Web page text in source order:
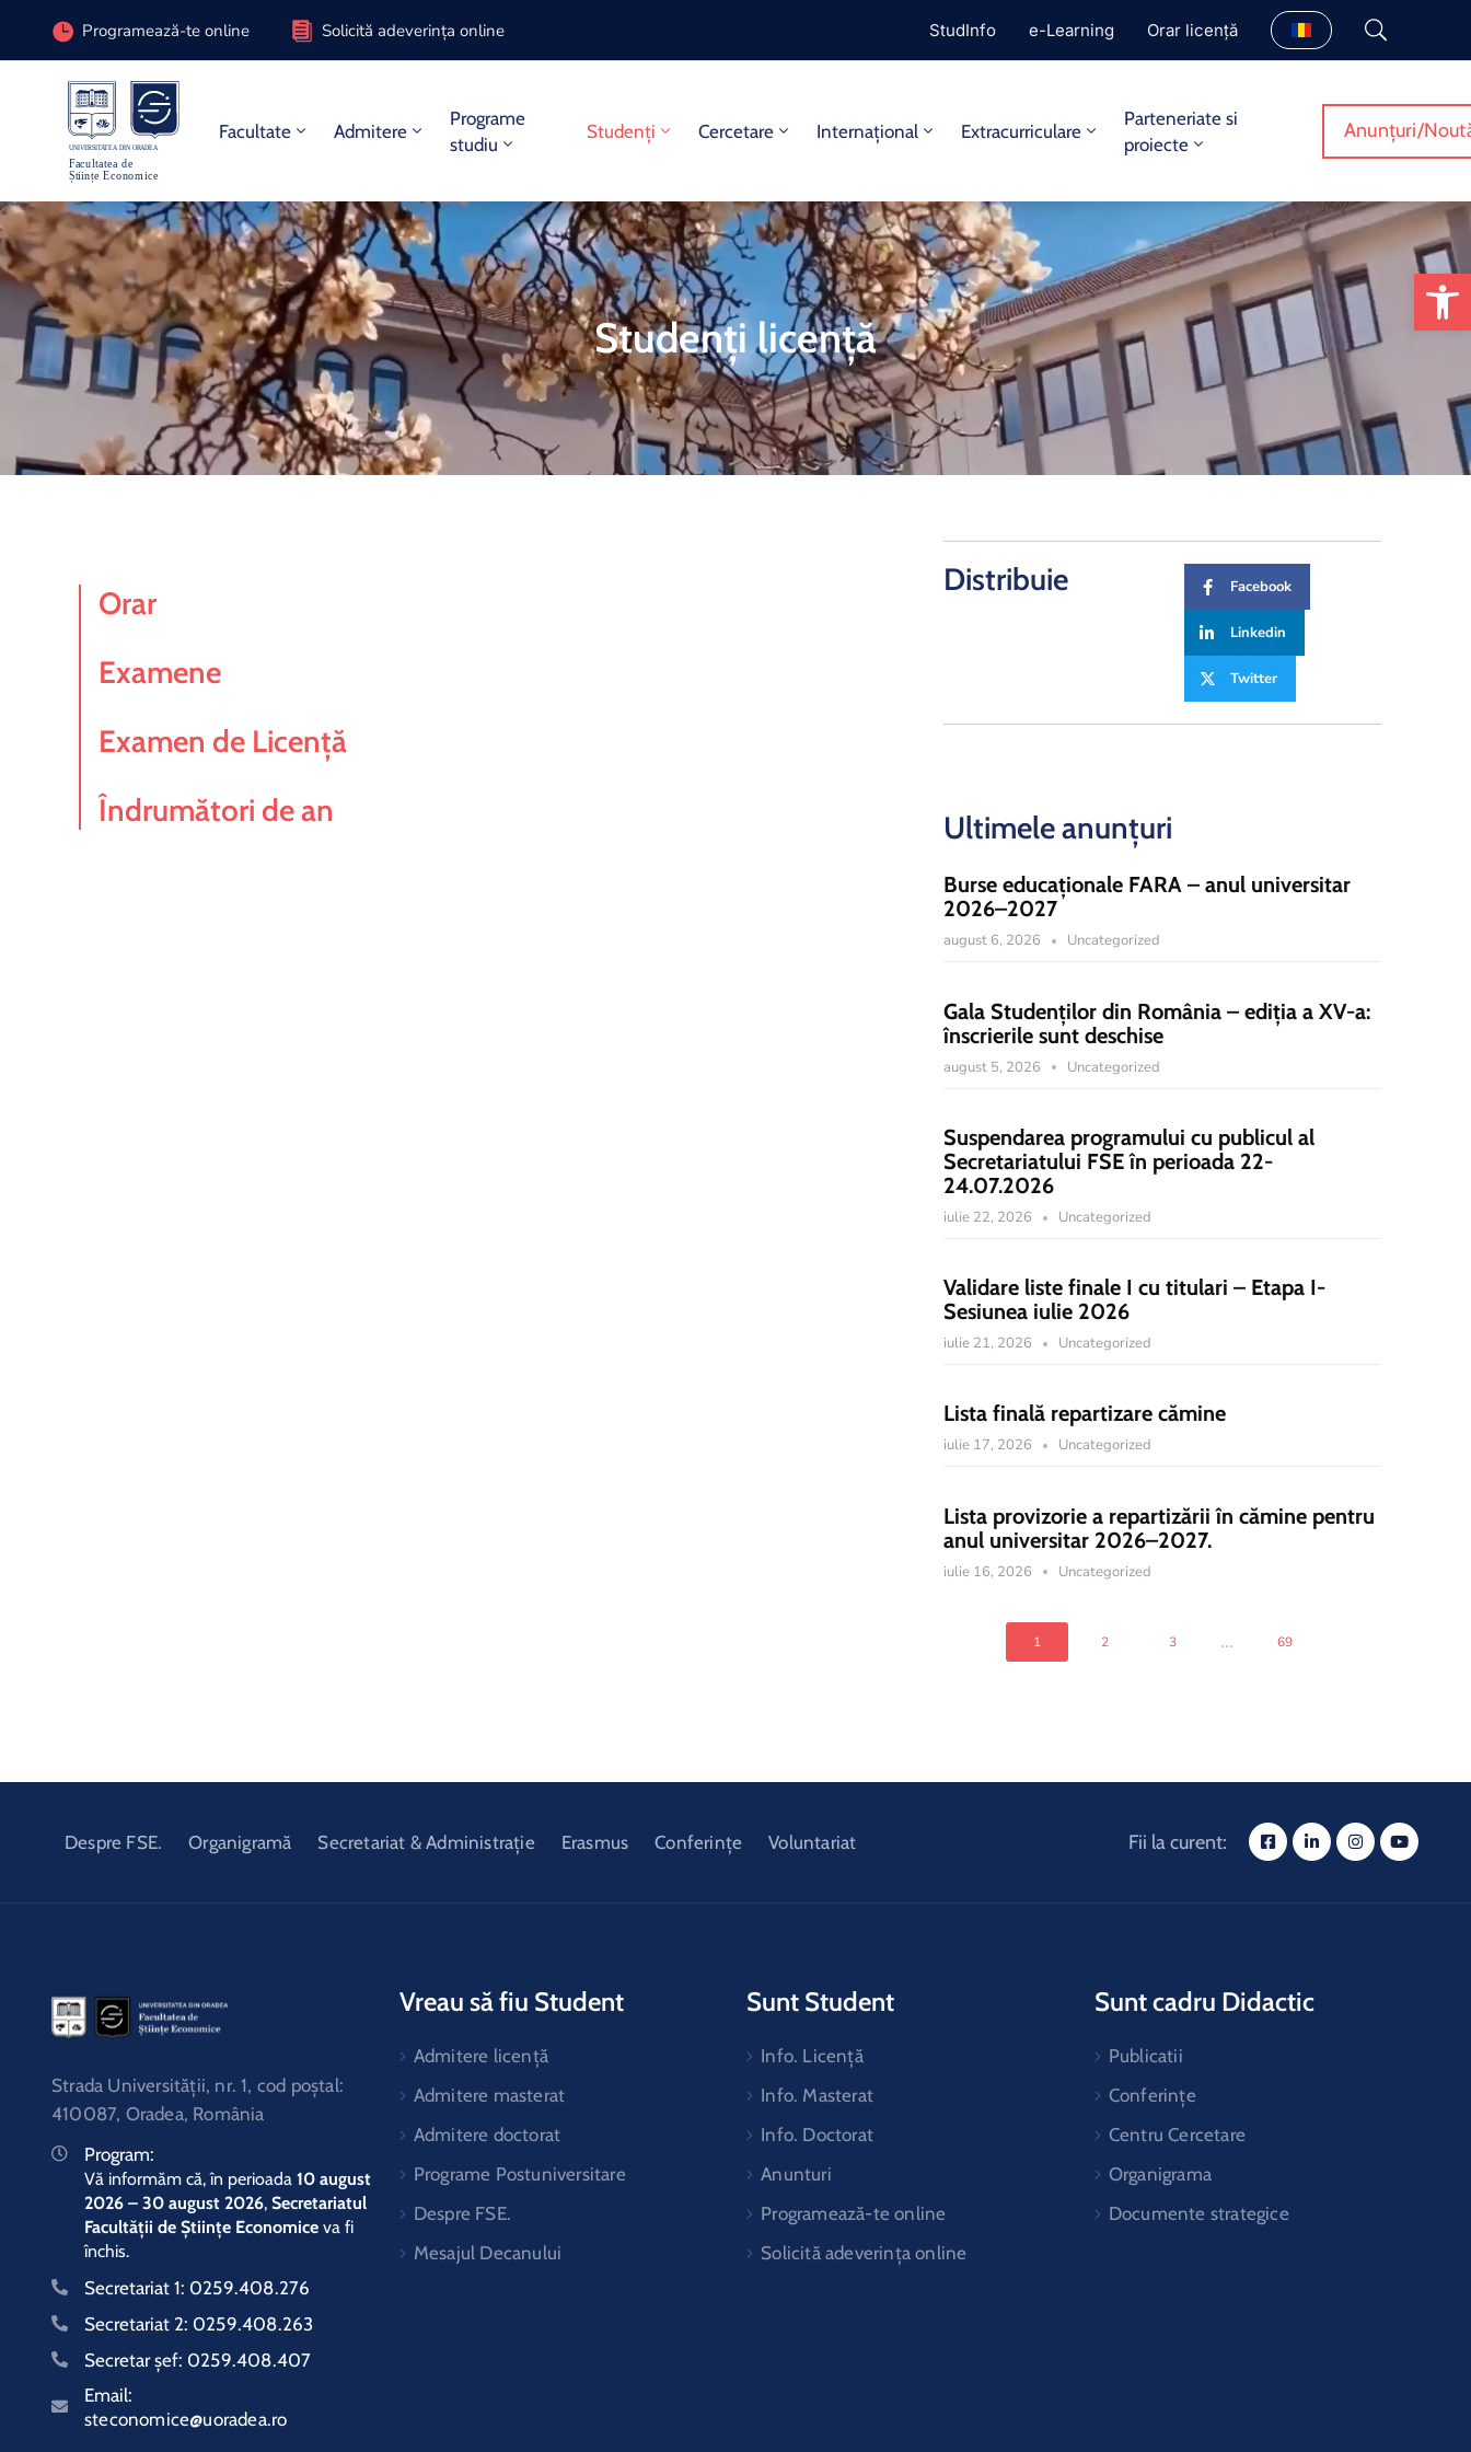
Programează-te online Solicită adeverința online StudInfo e-Learning Orar licență
Facultate Admitere
Programe
studiu
Studenți Cercetare Internațional Extracurriculare
Parteneriate si
proiecte
Anunțuri/
Studenți licență
Orar
Examene
Examen de Licență
Îndrumători de an
Distribuie Facebook
Linkedin
Twitter
Ultimele anunțuri
Burse educaționale FARA – anul universitar
2026–2027
august 6, 2026 Uncategorized
Gala Studenților din România – ediția a XV-a:
înscrierile sunt deschise
august 5, 2026 Uncategorized
Suspendarea programului cu publicul al
Secretariatului FSE în perioada 22-
24.07.2026
iulie 22, 2026 Uncategorized
Validare liste finale I cu titulari – Etapa I-
Sesiunea iulie 2026
iulie 21, 2026 Uncategorized
Lista finală repartizare cămine
iulie 17, 2026 Uncategorized
Lista provizorie a repartizării în cămine pentru
anul universitar 2026–2027.
iulie 16, 2026 Uncategorized
1 2 3 ... 69
Despre FSE. Organigramă Secretariat & Administrație Erasmus Conferințe Voluntariat Fii la curent:
Strada Universităţii, nr. 1, cod poştal:
410087, Oradea, România
Program:
Vă informăm că, în perioada 10 august
2026 – 30 august 2026, Secretariatul
Facultății de Științe Economice va fi
închis.
Secretariat 1: 0259.408.276
Secretariat 2: 0259.408.263
Secretar şef: 0259.408.407
Email:
steconomice@uoradea.ro
Vreau să fiu Student
Admitere licență
Admitere masterat
Admitere doctorat
Programe Postuniversitare
Despre FSE.
Mesajul Decanului
Sunt Student
Info. Licență
Info. Masterat
Info. Doctorat
Anunturi
Programează-te online
Solicită adeverința online
Sunt cadru Didactic
Publicatii
Conferințe
Centru Cercetare
Organigrama
Documente strategice